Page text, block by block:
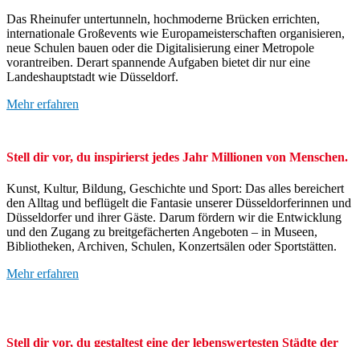
Das Rheinufer untertunneln, hochmoderne Brücken errichten,
internationale Großevents wie Europameisterschaften organisieren,
neue Schulen bauen oder die Digitalisierung einer Metropole
vorantreiben. Derart spannende Aufgaben bietet dir nur eine
Landeshauptstadt wie Düsseldorf.
Mehr erfahren
Stell dir vor, du inspirierst jedes Jahr Millionen von Menschen.
Kunst, Kultur, Bildung, Geschichte und Sport: Das alles bereichert
den Alltag und beflügelt die Fantasie unserer Düsseldorferinnen und
Düsseldorfer und ihrer Gäste. Darum fördern wir die Entwicklung
und den Zugang zu breitgefächerten Angeboten – in Museen,
Bibliotheken, Archiven, Schulen, Konzertsälen oder Sportstätten.
Mehr erfahren
Stell dir vor, du gestaltest eine der lebenswertesten Städte der